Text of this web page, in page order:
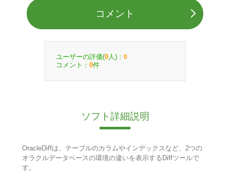
コメント
ユーザーの評価(0 人)： 0
コメント： 0件
ソフト詳細説明
OracleDiffは、テーブルのカラムやインデックスなど、2つの
オラクルデータベースの環境の違いを表示するDiffツールで
す。